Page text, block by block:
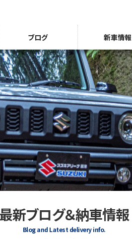
ブログ 新車情報
最新ブログ＆納車情報
Blog and Latest delivery info.